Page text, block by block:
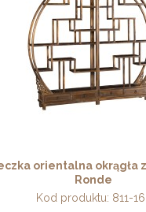
orientalna okrągła
Ronde
Kod produktu: 811-